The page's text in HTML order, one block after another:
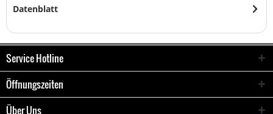
Datenblatt
Service Hotline
Öffnungszeiten
Über Uns